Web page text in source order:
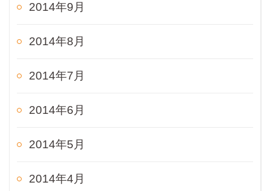
2014年9月
2014年8月
2014年7月
2014年6月
2014年5月
2014年4月